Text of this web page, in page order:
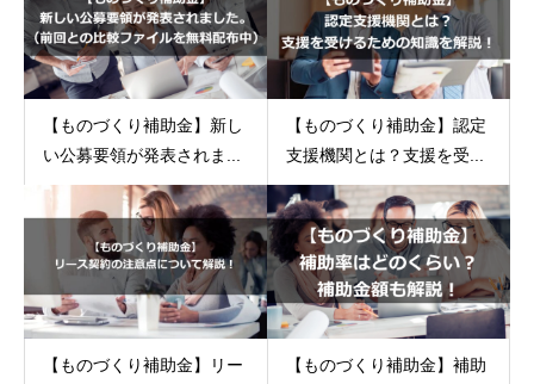
【ものづくり補助金】新し
い公募要領が発表されま...
【ものづくり補助金】認定
支援機関とは？支援を受...
【ものづくり補助金】リー
【ものづくり補助金】補助